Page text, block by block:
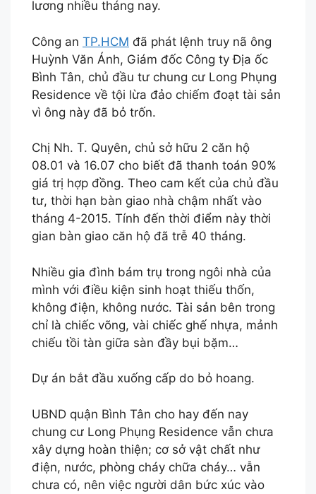
lương nhiều tháng nay.
Công an TP.HCM đã phát lệnh truy nã ông
Huỳnh Văn Ánh, Giám đốc Công ty Địa ốc
Bình Tân, chủ đầu tư chung cư Long Phụng
Residence về tội lừa đảo chiếm đoạt tài sản
vì ông này đã bỏ trốn.
Chị Nh. T. Quyên, chủ sở hữu 2 căn hộ
08.01 và 16.07 cho biết đã thanh toán 90%
giá trị hợp đồng. Theo cam kết của chủ đầu
tư, thời hạn bàn giao nhà chậm nhất vào
tháng 4-2015. Tính đến thời điểm này thời
gian bàn giao căn hộ đã trễ 40 tháng.
Nhiều gia đình bám trụ trong ngôi nhà của
mình với điều kiện sinh hoạt thiếu thốn,
không điện, không nước. Tài sản bên trong
chỉ là chiếc võng, vài chiếc ghế nhựa, mảnh
chiếu tồi tàn giữa sàn đầy bụi bặm…
Dự án bắt đầu xuống cấp do bỏ hoang.
UBND quận Bình Tân cho hay đến nay
chung cư Long Phụng Residence vẫn chưa
xây dựng hoàn thiện; cơ sở vật chất như
điện, nước, phòng cháy chữa cháy… vẫn
chưa có, nên việc người dân bức xúc vào